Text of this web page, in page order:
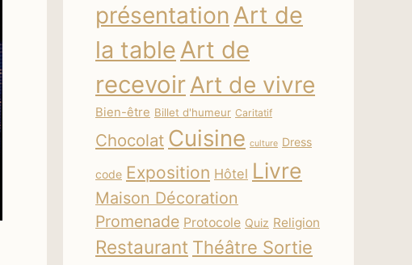
présentation Art de
la table Art de
recevoirArt de vivre
Bien-être Billet d'humeur Caritatif
Chocolat Cuisine culture Dress
code Exposition Hôtel Livre
Maison Décoration
Promenade Protocole Quiz Religion
Restaurant Théâtre Sortie